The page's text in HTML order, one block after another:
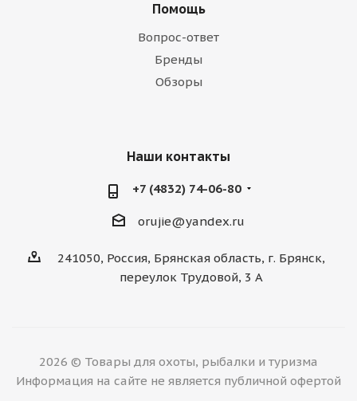
Помощь
Вопрос-ответ
Бренды
Обзоры
Наши контакты
+7 (4832) 74-06-80
orujie@yandex.ru
241050, Россия, Брянская область, г. Брянск,
переулок Трудовой, 3 А
2026 © Товары для охоты, рыбалки и туризма
Информация на сайте не является публичной офертой